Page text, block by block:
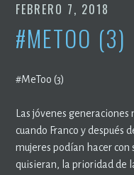
FEBRERO 7, 2018
#METOO (3)
#MeToo (3)
Las jóvenes
cuando Franco y después
mujeres podían hacer con
quisieran, la prioridad de